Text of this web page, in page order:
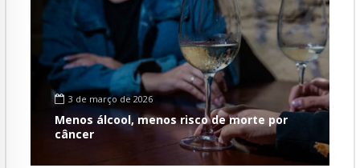
3 de março de 2026
Menos álcool, menos risco de morte por
câncer